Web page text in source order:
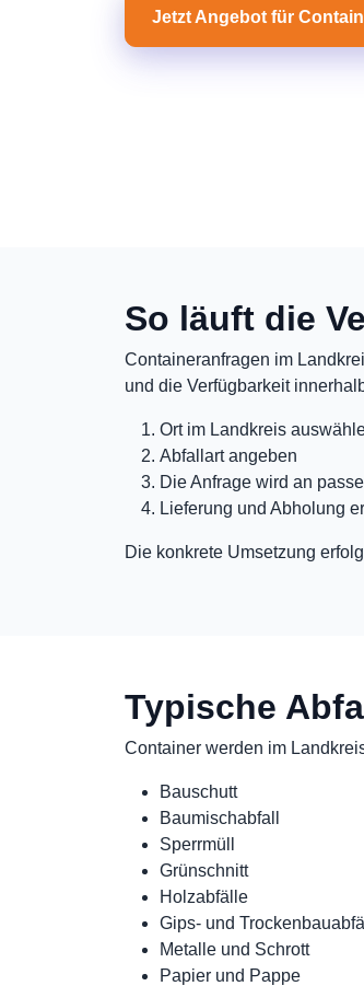
Jetzt Angebot für
So läuft die
Containeranfragen im
und die Verfügbarkeit
Ort im Landkreis
Abfallart angeben
Die Anfrage wird an
Lieferung und Abholung
Die konkrete Umsetzung
Typische
Container werden im
Bauschutt
Baumischabfall
Sperrmüll
Grünschnitt
Holzabfälle
Gips- und
Metalle und Schrott
Papier und Pappe